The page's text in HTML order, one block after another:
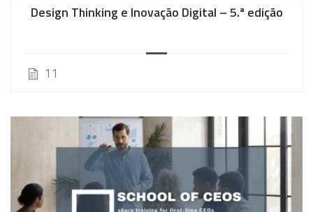
Design Thinking e Inovação Digital – 5.ª edição
11